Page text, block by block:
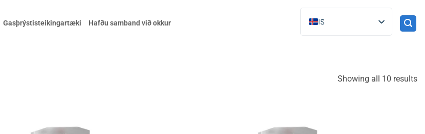
Gasþrýstisteikingartæki Hafðu samband við okkur IS
Showing all 10 results